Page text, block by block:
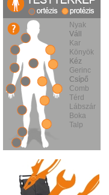
Nyak
Váll
Könyök
Kéz
Gerinc
Csípő
Térd
Boka
Talp
Váll
Kar
Kéz
Csípő
Comb
Lábszár